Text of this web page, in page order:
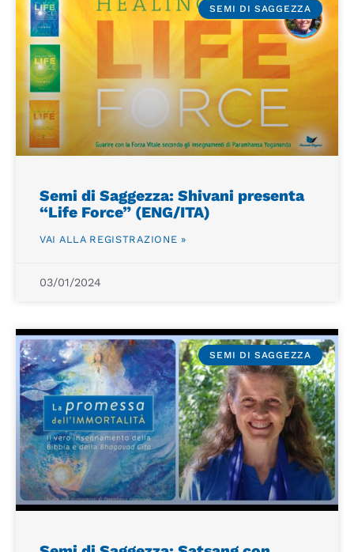
SEMI DI SAGGEZZA
Semi di Saggezza: Shivani presenta
“Life Force” (ENG/ITA)
VAI ALLA REGISTRAZIONE »
03/01/2024
SEMI DI SAGGEZZA